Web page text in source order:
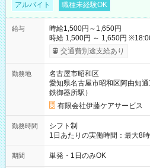
アルバイト 職種未経験OK
給与
時給1,500円～1,650円
時給 1,500円 ～ 1,650円
（夜間割増手当含む） 【その他手当・待遇】 ・昇給：年1回（4
月） ・賞与：業績や年間勤務
で） ・マイカー通勤可（駐車場あり） 【試用期間
し
交通費別途支給あり
勤務地
名古屋市昭和区
愛知県名古屋市昭和区阿由知
鉄御器所駅）
有限会社伊藤ケアサービス
勤務時間
シフト制
1日あたりの実働時間：最大8
／休憩2時間） ★毎週【水曜日】【土曜日】【日曜日】のいずれ
か、または複数日勤務できる
期間 単発・1日のみOK